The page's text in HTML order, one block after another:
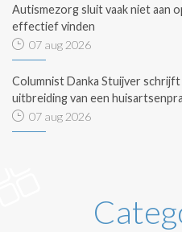
Autismezorg sluit vaak niet aan
effectief vinden
07 aug 2026
Columnist Danka Stuijver
uitbreiding van een
07 aug 2026